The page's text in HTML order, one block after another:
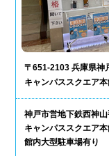
〒651-2103 兵庫県神
キャンパススクエア
神戸市営地下鉄西神
キャンパススクエア
館内大型駐車場有り